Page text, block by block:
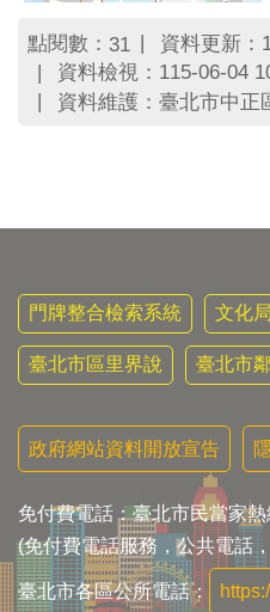
點閱數： 31
資料更新：
資料檢視：115-06-04
資料維護：臺北市中正
門牌整合檢索系統 文化
臺北市區里界說 臺北市
政府網站資料開放宣告
免付費電話：臺北市民當家
(免付費電話服務，公共電話
臺北市各區公所電話：